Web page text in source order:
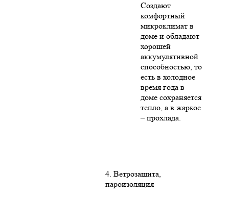
Создают
комфортный
микроклимат в
доме и обладают
хорошей
аккумулятивной
способностью, то
есть в холодное
время года в
доме сохраняется
тепло, а в жаркое
– прохлада.
4. Ветрозащита,
пароизоляция